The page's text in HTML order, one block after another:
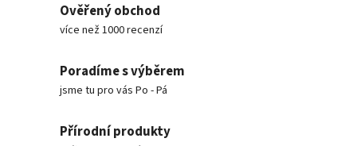
Ověřený obchod
více než 1000 recenzí
Poradíme s výběrem
jsme tu pro vás Po - Pá
Přírodní produkty